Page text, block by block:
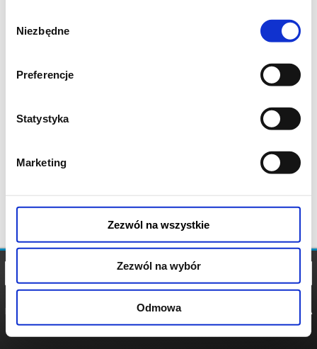
zgody
Niezbędne
Preferencje
Statystyka
Marketing
Zezwól na wszystkie
Zezwól na wybór
Odmowa
POLITYKA
POLITYKA